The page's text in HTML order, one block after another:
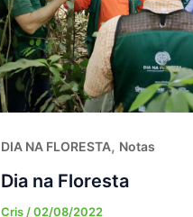
DIA NA FLORESTA, Notas
Dia na Floresta
Cris /02/08/2022